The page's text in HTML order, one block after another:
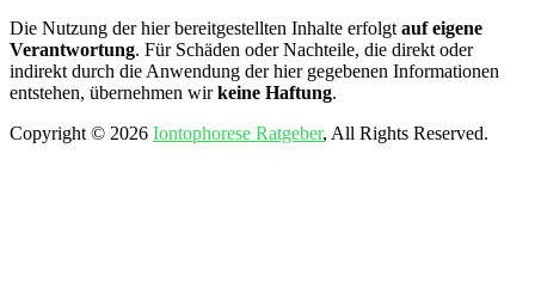
Die Nutzung der hier bereitgestellten Inhalte erfolgt auf eigene
Verantwortung. Für Schäden oder Nachteile, die direkt oder
indirekt durch die Anwendung der hier gegebenen Informationen
entstehen, übernehmen wirkeine Haftung.
Copyright © 2026 Iontophorese Ratgeber, All Rights Reserved.